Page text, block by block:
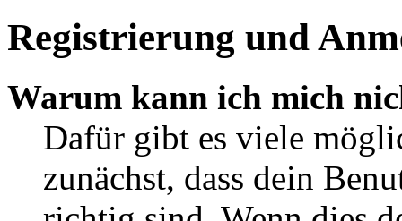
Registrierung und
Warum kann ich mich
Dafür gibt es viele
zunächst, dass dein